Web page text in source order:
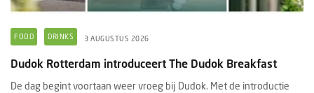
FOOD DRINKS 3 AUGUSTUS 2026
Dudok Rotterdam introduceert The Dudok Breakfast
De dag begint voortaan weer vroeg bij Dudok. Met de introductie